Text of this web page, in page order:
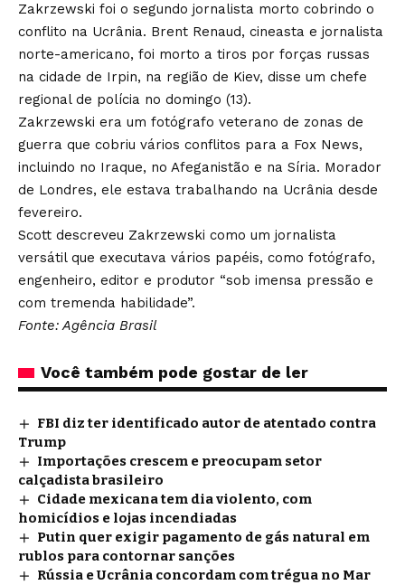
Zakrzewski foi o segundo jornalista morto cobrindo o
conflito na Ucrânia. Brent Renaud, cineasta e jornalista
norte-americano, foi morto a tiros por forças russas
na cidade de Irpin, na região de Kiev, disse um chefe
regional de polícia no domingo (13).
Zakrzewski era um fotógrafo veterano de zonas de
guerra que cobriu vários conflitos para a Fox News,
incluindo no Iraque, no Afeganistão e na Síria. Morador
de Londres, ele estava trabalhando na Ucrânia desde
fevereiro.
Scott descreveu Zakrzewski como um jornalista
versátil que executava vários papéis, como fotógrafo,
engenheiro, editor e produtor “sob imensa pressão e
com tremenda habilidade”.
Fonte: Agência Brasil
Você também pode gostar de ler
FBI diz ter identificado autor de atentado contra
Trump
Importações crescem e preocupam setor
calçadista brasileiro
Cidade mexicana tem dia violento, com
homicídios e lojas incendiadas
Putin quer exigir pagamento de gás natural em
rublos para contornar sanções
Rússia e Ucrânia concordam com trégua no Mar